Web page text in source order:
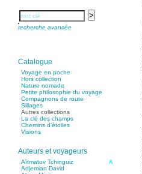
recherche avancée
Catalogue
Voyage en poche
Hors collection
Nature nomade
Petite philosophie du voyage
Compagnons de route
Sillages
Autres collections
La clé des champs
Chemins d’étoiles
Visions
Auteurs et voyageurs
Aïtmatov Tchinguiz
Adjemian David